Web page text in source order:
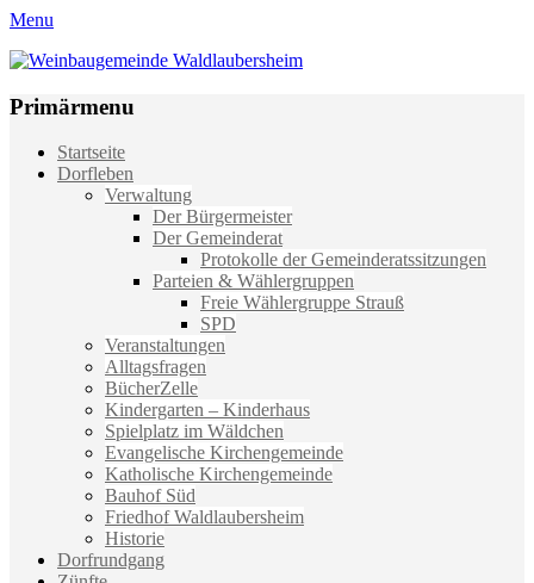
Menu
Weinbaugemeinde Waldlaubersheim
Primärmenu
Weiter
zum
Startseite
Dorfleben
Verwaltung
Der Bürgermeister
Der Gemeinderat
Protokolle der Gemeinderatssitzungen
Parteien & Wählergruppen
Freie Wählergruppe Strauß
SPD
Veranstaltungen
Alltagsfragen
BücherZelle
Kindergarten – Kinderhaus
Spielplatz im Wäldchen
Evangelische Kirchengemeinde
Katholische Kirchengemeinde
Bauhof Süd
Friedhof Waldlaubersheim
Historie
Dorfrundgang